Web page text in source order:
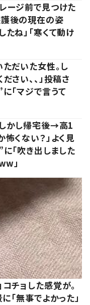
ージ前で見つけた
後の現在の姿
ね」「寒くて動け
だいた女性。し
さい、、」投稿さ
「マジで言うて
かし帰宅後→高1
くない？」よく見
「吹き出しました
」
チョした感覚が。
「無事でよかった」